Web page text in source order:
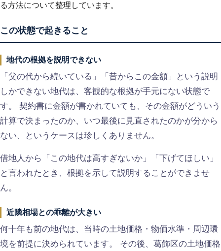
る方法について整理しています。
この状態で起きること
地代の根拠を説明できない
「父の代から続いている」「昔からこの金額」という説明
しかできない地代は、客観的な根拠が手元にない状態で
す。 契約書に金額が書かれていても、その金額がどういう
計算で決まったのか、いつ最後に見直されたのかが分から
ない、というケースは珍しくありません。
借地人から「この地代は高すぎないか」「下げてほしい」
と言われたとき、根拠を示して説明することができませ
ん。
近隣相場との乖離が大きい
何十年も前の地代は、当時の土地価格・物価水準・周辺環
境を前提に決められています。 その後、葛飾区の土地価格